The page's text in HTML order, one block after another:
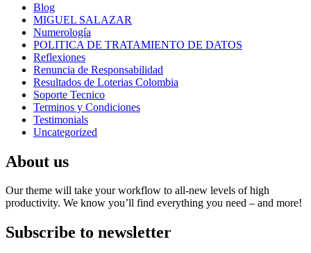
Blog
MIGUEL SALAZAR
Numerología
POLITICA DE TRATAMIENTO DE DATOS
Reflexiones
Renuncia de Responsabilidad
Resultados de Loterias Colombia
Soporte Tecnico
Terminos y Condiciones
Testimonials
Uncategorized
About us
Our theme will take your workflow to all-new levels of high
productivity. We know you’ll find everything you need – and more!
Subscribe to newsletter